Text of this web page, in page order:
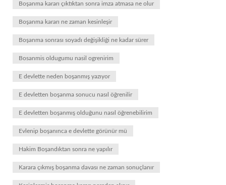
Boşanma kararı çıktıktan sonra imza atmasa ne olur
Boşanma kararı ne zaman kesinleşir
Boşanma sonrası soyadı değişikliği ne kadar sürer
Bosanmis oldugumu nasil ogrenirim
E devlette neden boşanmış yazıyor
E devletten boşanma sonucu nasıl öğrenilir
E devletten boşanmış olduğunu nasıl öğrenebilirim
Evlenip boşanınca e devlette görünür mü
Hakim Boşandıktan sonra ne yapılır
Karara çıkmış boşanma davası ne zaman sonuçlanır